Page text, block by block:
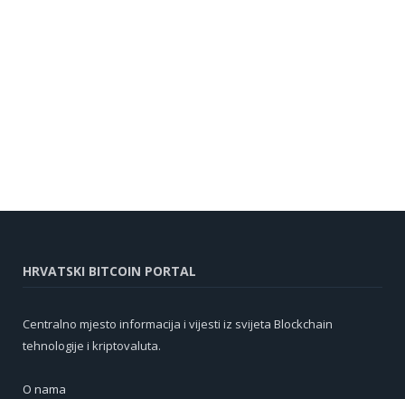
HRVATSKI BITCOIN PORTAL
Centralno mjesto informacija i vijesti iz svijeta Blockchain
tehnologije i kriptovaluta.
O nama